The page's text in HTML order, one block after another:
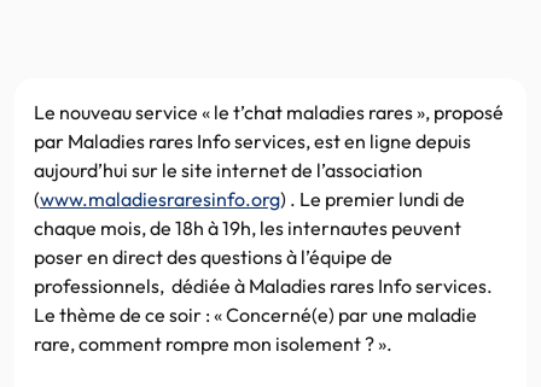
Le nouveau service « le t’chat maladies rares », proposé
par Maladies rares Info services, est en ligne depuis
aujourd’hui sur le site internet de l’association
(www.maladiesraresinfo.org) . Le premier lundi de
chaque mois, de 18h à 19h, les internautes peuvent
poser en direct des questions à l’équipe de
professionnels, dédiée à Maladies rares Info services.
Le thème de ce soir : « Concerné(e) par une maladie
rare, comment rompre mon isolement ? ».